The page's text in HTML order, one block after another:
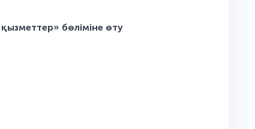
бөліміне өту